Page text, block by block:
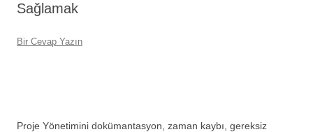
Sağlamak
Bir Cevap Yazın
Proje Yönetimini dokümantasyon, zaman kaybı, gereksiz